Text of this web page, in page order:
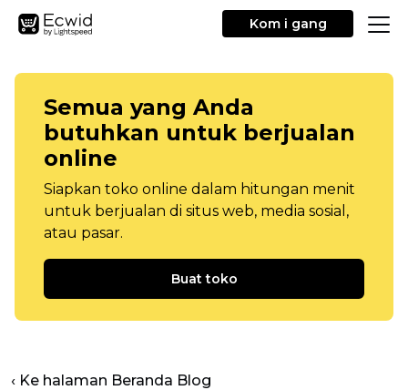
Kom i gang
Semua yang Anda
butuhkan untuk berjualan
online
Siapkan toko online dalam hitungan menit
untuk berjualan di situs web, media sosial,
atau pasar.
Buat toko
‹ Ke halaman Beranda Blog